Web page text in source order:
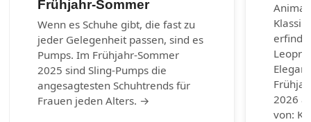
Frühjahr-Sommer
Wenn es Schuhe gibt, die fast zu
jeder Gelegenheit passen, sind es
Pumps. Im Frühjahr-Sommer
2025 sind Sling-Pumps die
angesagtesten Schuhtrends für
Frauen jeden Alters. →
2026
von: